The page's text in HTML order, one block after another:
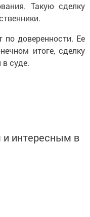
Такую сделку
по доверенности. Ее
итоге, сделку
в суде.
интересным в